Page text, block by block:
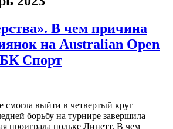
В чем причина
на Australian Open
Спорт
смогла выйти в четвертый круг
борьбу на турнире завершила
проиграла польке Линетт. В чем